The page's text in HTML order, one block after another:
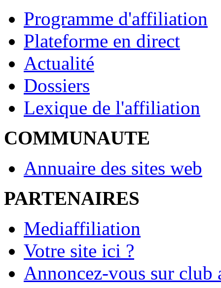
Programme d'affiliation
Plateforme en direct
Actualité
Dossiers
Lexique de l'affiliation
COMMUNAUTE
Annuaire des sites web
PARTENAIRES
Mediaffiliation
Votre site ici ?
Annoncez-vous sur